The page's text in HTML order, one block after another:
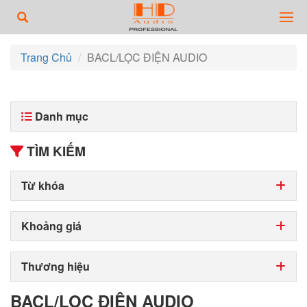
Trang Chủ BACL/LỌC ĐIỆN AUDIO
Danh mục
TÌM KIẾM
Từ khóa
Khoảng giá
Thương hiệu
BACL/LỌC ĐIỆN AUDIO